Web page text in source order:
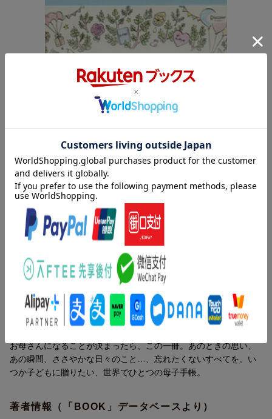
小児科医監修だからいざというときに役立つ情報満載！子どもの
成長にあわせた悩みに寄り添う母子手帳
この本は、ママになることがわかったその日から、お子様が12歳
になるまでの12年間を書きつづることができる、スペシャルな
「母子手帳」です。
妊娠がわかったとき、パートナーと飛び上がって喜んだこと、お
て赤ちゃんを産んだ日のこと、みんなが大喜びで赤ちゃんに会い
に来てくれたこと、赤ちゃんが寝てくれなくて一緒に泣いたこ
と、はじめて歩き出したときのうれしい気持ち、一生懸命お話し
写真には残せない、忘れたくないその瞬間のすべてを書きとめて
おきたい。そんなママたちの声に応えて、この手帳は生まれまし
妊娠期から子どもが12歳になるまで書き込める
ありそうでなかった
世界でひとつの「母子手帳」
あのときの思い、あの瞬間、ささやかな日々のこと……
忘れたくないすべてを、この一冊に
『妊娠期から12歳までをつづる 12年母子手帳』は、「こんな手帳
が欲しい! 」というパパ・ママの声に応えて生まれた手帳です。
文字通り、妊娠がわかったその瞬間から、子どもが12歳になるま
で使うことができます。
妊娠期のできごと、出産の瞬間、子どもの日々の成長や記念日・
行事の記録など、写真だけでは残せない、思い出深い瞬間をぜひ
書きとめてみてください。
日付記入式なので、いつからでも使い始めることが可能。豊富な
の気になること、子どもの病気や健康、予防接種のことなど、い
内容紹介（「BOOK」データベースより）
お母さんになることが決まったら、この一冊。あのときの思い、
あの瞬間、ささやかな日々のこと…、忘れたくないすべてを。い
つか子どもに贈りたい、世界でひとつの母子手帳。
著者情報（「BOOK」データベースより）